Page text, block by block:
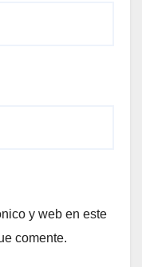
y web en este
comente.